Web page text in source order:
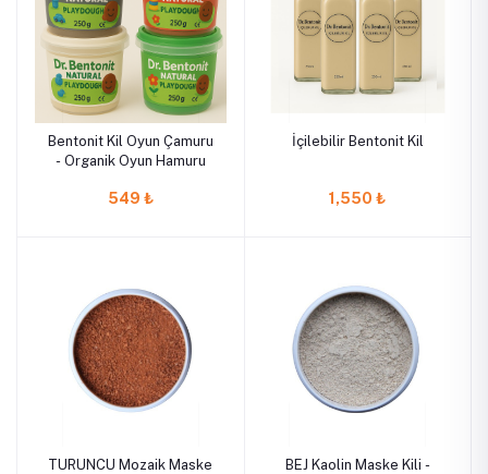
Bentonit Kil Oyun Çamuru
- Organik Oyun Hamuru
549 ₺
İçilebilir Bentonit Kil
1,550 ₺
TURUNCU Mozaik Maske
BEJ Kaolin Maske Kili -